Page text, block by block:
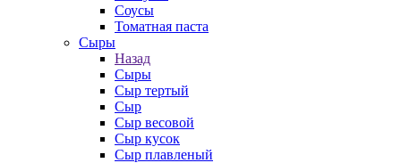
Соусы
Томатная паста
Сыры
Назад
Сыры
Сыр тертый
Сыр
Сыр весовой
Сыр кусок
Сыр плавленый